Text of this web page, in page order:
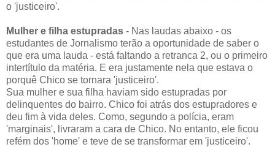
o 'justiceiro'.
Mulher e filha estupradas - Nas laudas abaixo - os
estudantes de Jornalismo terão a oportunidade de saber o
que era uma lauda - está faltando a retranca 2, ou o primeiro
intertítulo da matéria. E era justamente nela que estava o
porquê Chico se tornara 'justiceiro'.
Sua mulher e sua filha haviam sido estupradas por
delinquentes do bairro. Chico foi atrás dos estupradores e
deu fim à vida deles. Como, segundo a polícia, eram
'marginais', livraram a cara de Chico. No entanto, ele ficou
refém dos 'home' e teve de se transformar em 'justiceiro'.